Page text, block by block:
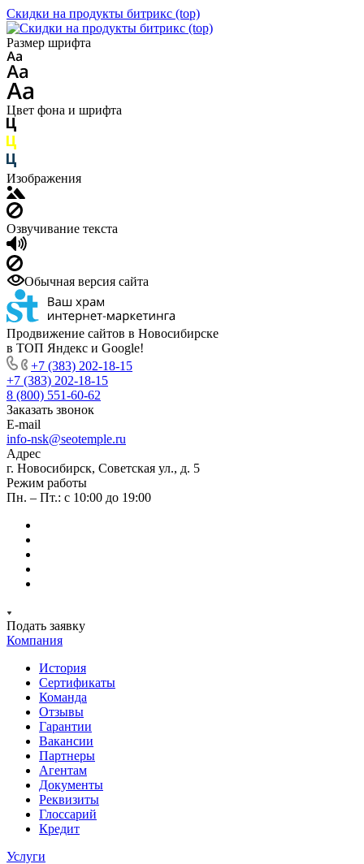
Скидки на продукты битрикс (top)
Размер шрифта
Цвет фона и шрифта
Изображения
Озвучивание текста
Обычная версия сайта
Продвижение сайтов в Новосибирске
в ТОП Яндекс и Google!
+7 (383) 202-18-15
+7 (383) 202-18-15
8 (800) 551-60-62
Заказать звонок
E-mail
info-nsk@seotemple.ru
Адрес
г. Новосибирск, Советская ул., д. 5
Режим работы
Пн. – Пт.: с 10:00 до 19:00
Подать заявку
Компания
История
Сертификаты
Команда
Отзывы
Гарантии
Вакансии
Партнеры
Агентам
Документы
Реквизиты
Глоссарий
Кредит
Услуги